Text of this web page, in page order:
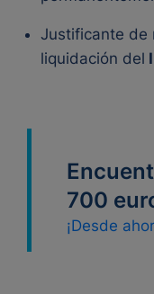
Justificante de
liquidación del
700
¡Desde